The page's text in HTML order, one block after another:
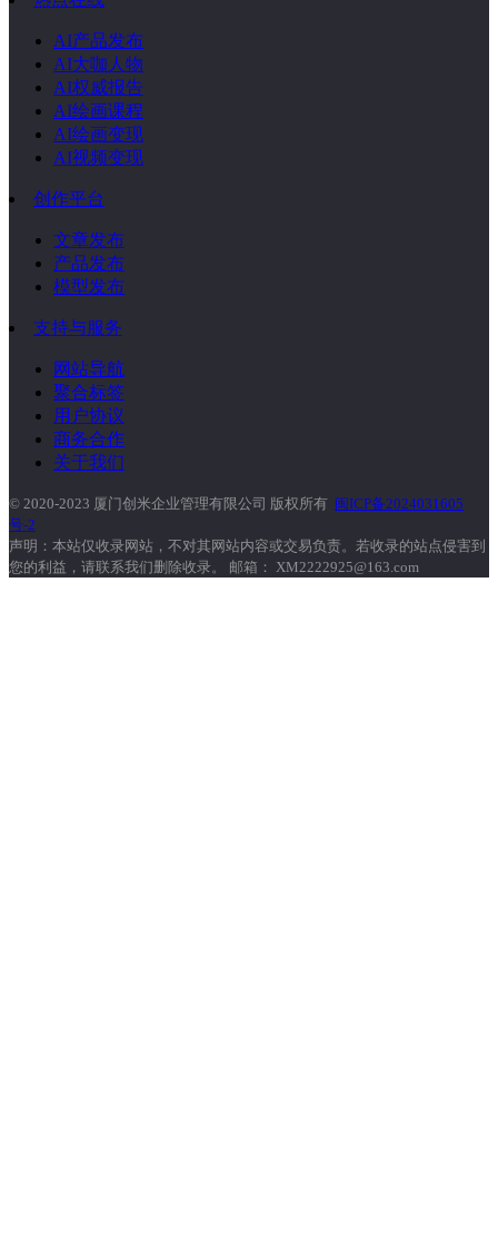
AI产品发布
AI大咖人物
AI权威报告
AI绘画课程
AI绘画变现
AI视频变现
创作平台
文章发布
产品发布
模型发布
支持与服务
网站导航
聚合标签
用户协议
商务合作
关于我们
© 2020-2023 厦门创米企业管理有限公司 版权所有 闽ICP备2024031605
号-2
声明：本站仅收录网站，不对其网站内容或交易负责。若收录的站点侵害到
您的利益，请联系我们删除收录。 邮箱： XM2222925@163.com